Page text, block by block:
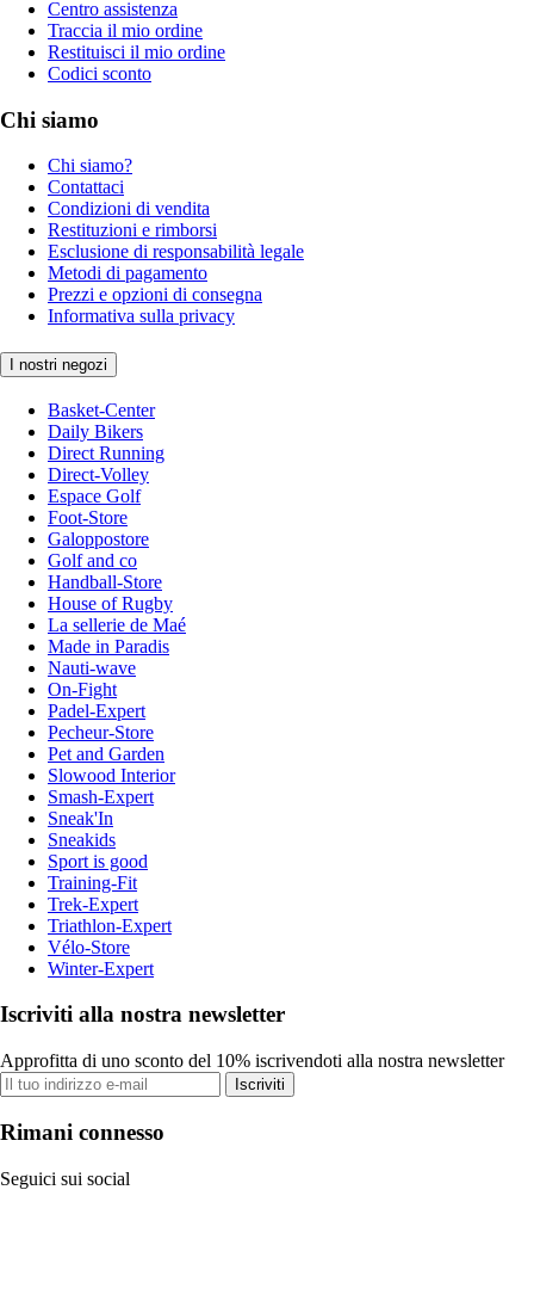
Centro assistenza
Traccia il mio ordine
Restituisci il mio ordine
Codici sconto
Chi siamo
Chi siamo?
Contattaci
Condizioni di vendita
Restituzioni e rimborsi
Esclusione di responsabilità legale
Metodi di pagamento
Prezzi e opzioni di consegna
Informativa sulla privacy
I nostri negozi
Basket-Center
Daily Bikers
Direct Running
Direct-Volley
Espace Golf
Foot-Store
Galoppostore
Golf and co
Handball-Store
House of Rugby
La sellerie de Maé
Made in Paradis
Nauti-wave
On-Fight
Padel-Expert
Pecheur-Store
Pet and Garden
Slowood Interior
Smash-Expert
Sneak'In
Sneakids
Sport is good
Training-Fit
Trek-Expert
Triathlon-Expert
Vélo-Store
Winter-Expert
Iscriviti alla nostra newsletter
Approfitta di uno sconto del 10% iscrivendoti alla nostra newsletter
Iscriviti
Rimani connesso
Seguici sui social